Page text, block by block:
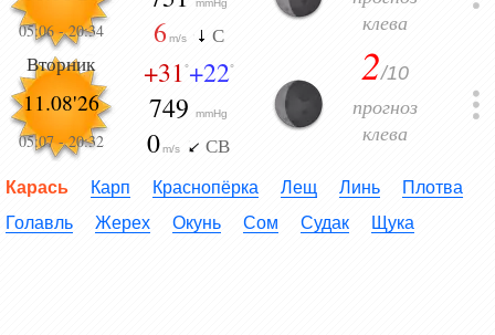
05:06-20:34
mmHg
6 m/s С
клева
Вторник
11.08'26
05:07-20:32
+31°+22°
749mmHg
0m/s СВ
2/10
прогноз
клева
Карась Карп Краснопёрка Лещ Линь
Плотва
Голавль
Жерех Окунь Сом Судак Щука